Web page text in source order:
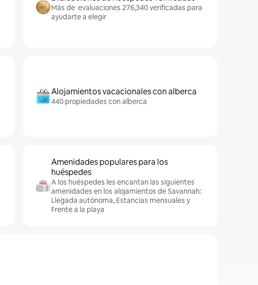
Más de evaluaciones 276,340 verificadas para
ayudarte a elegir
Alojamientos vacacionales con alberca
440 propiedades con alberca
Amenidades populares para los
huéspedes
A los huéspedes les encantan las siguientes
amenidades en los alojamientos de Savannah:
Llegada autónoma, Estancias mensuales y
Frente a la playa